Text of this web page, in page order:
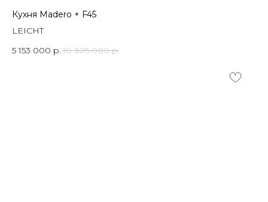
Кухня Madero + F45
LEICHT
5 153 000 р. 10 305 000 р.